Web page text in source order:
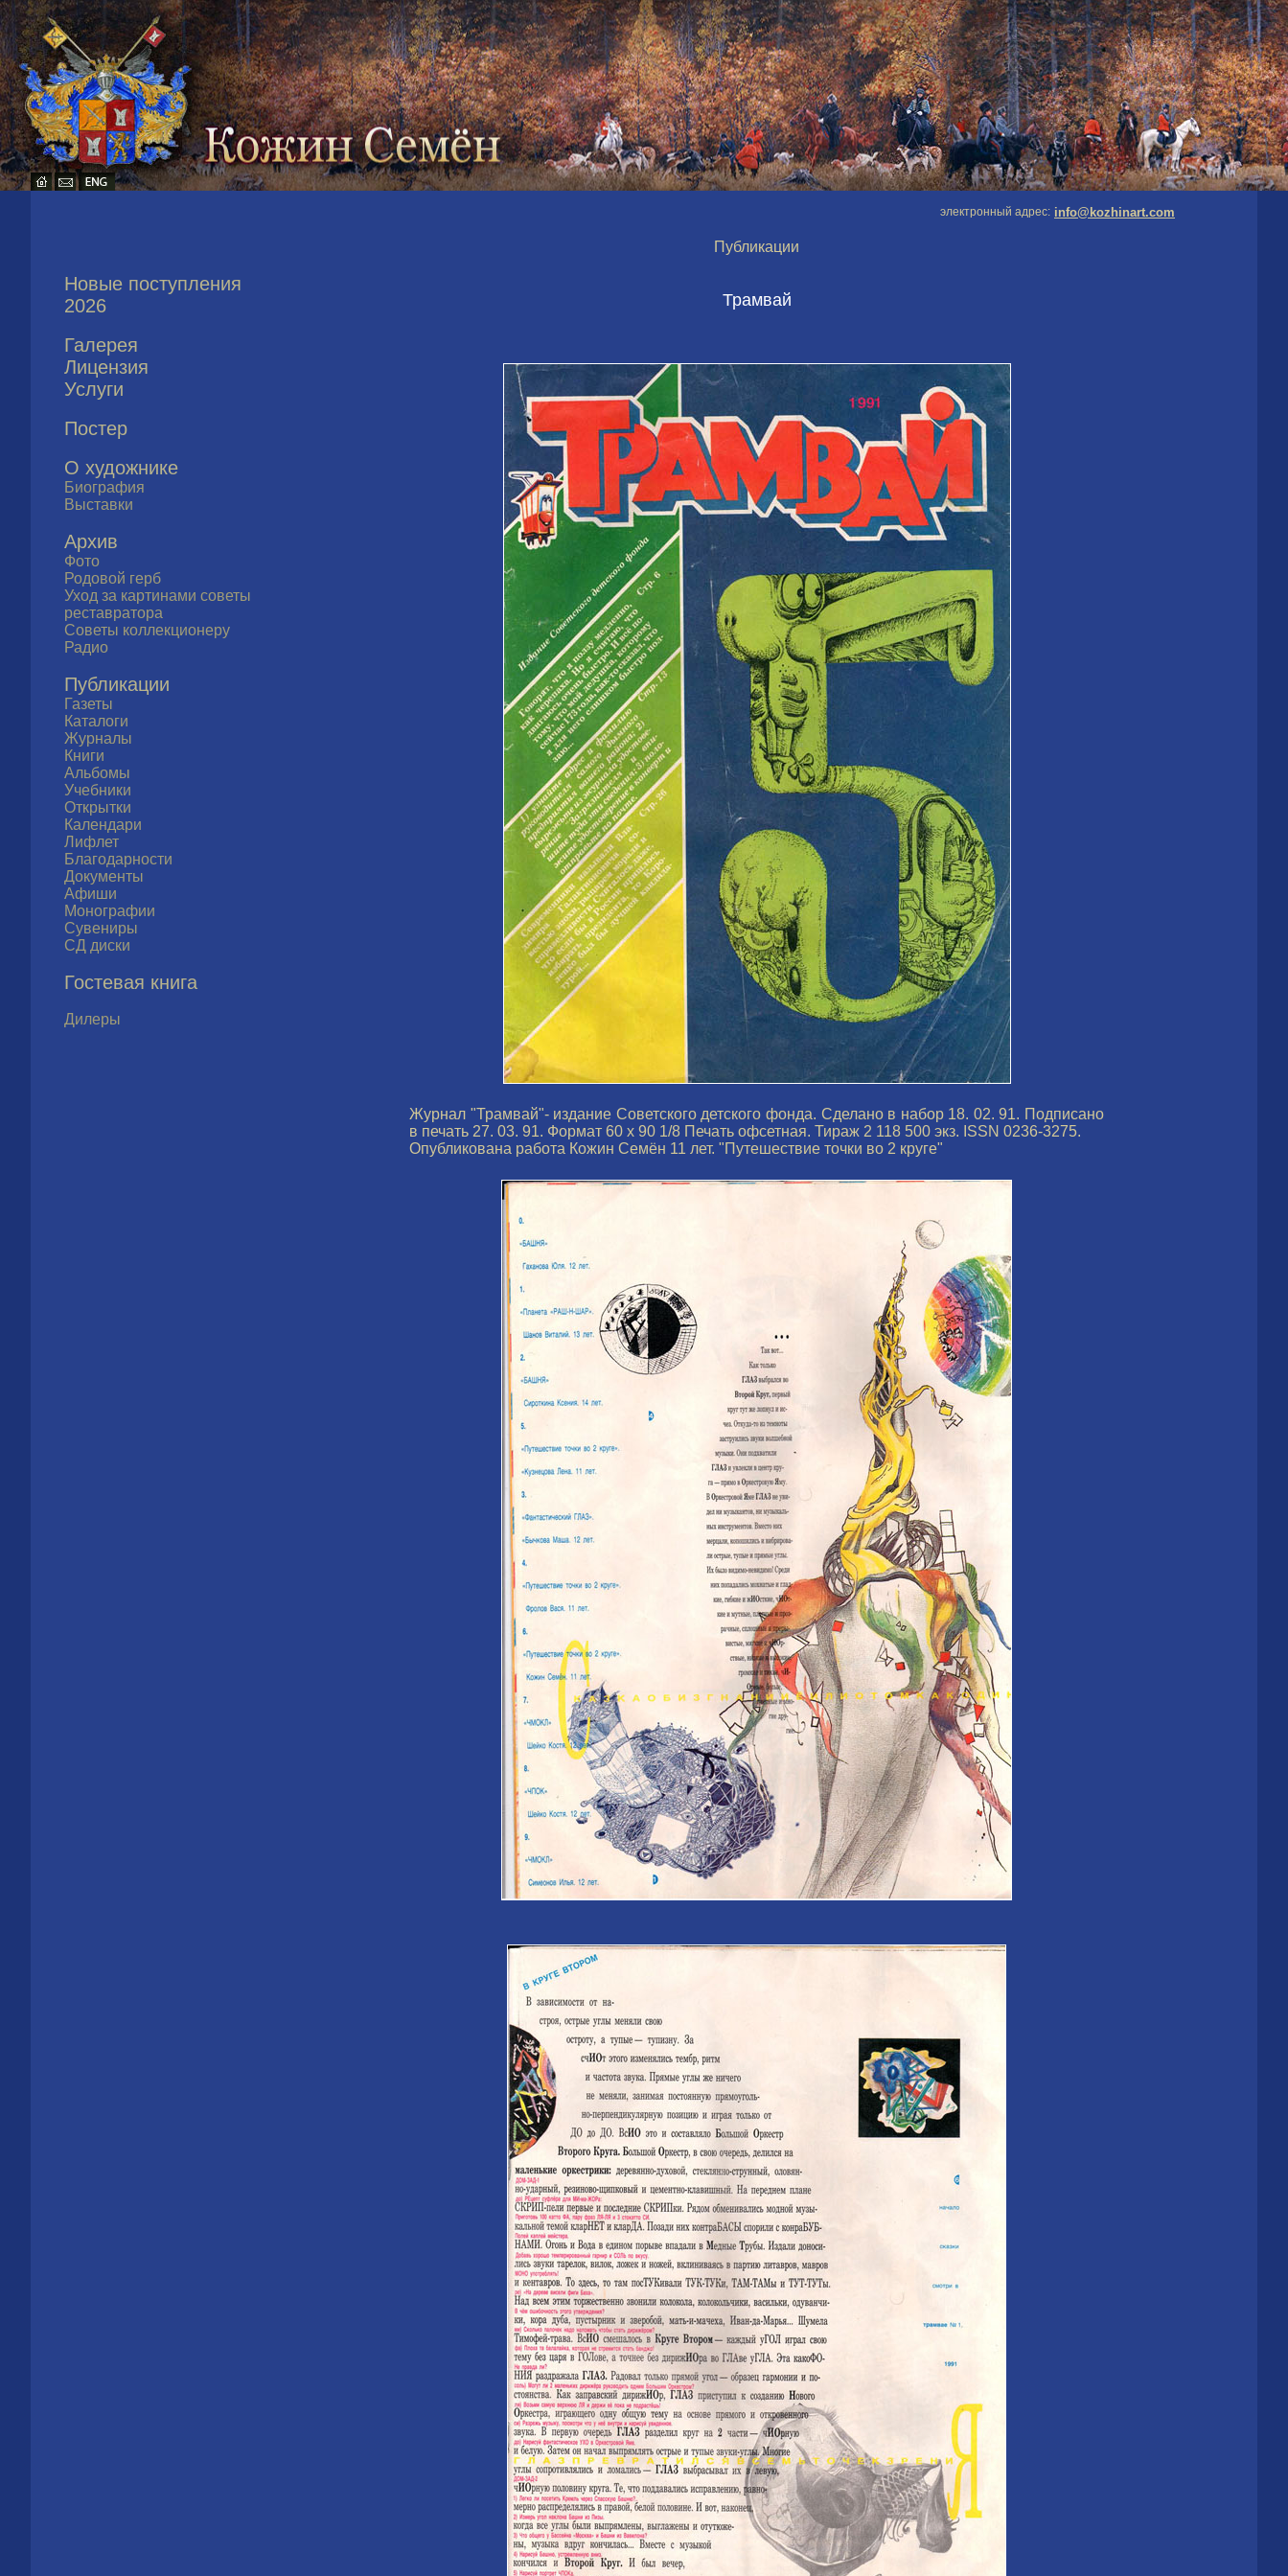
электронный адрес: info@kozhinart.com
Новые поступления
2026
Галерея
Лицензия
Услуги
Постер
О художнике
Биография
Выставки
Архив
Фото
Родовой герб
Уход за картинами советы
реставратора
Советы коллекционеру
Радио
Публикации
Газеты
Каталоги
Журналы
Книги
Альбомы
Учебники
Открытки
Календари
Лифлет
Благодарности
Документы
Афиши
Монографии
Сувениры
СД диски
Гостевая книга
Дилеры
Публикации
Трамвай
Журнал "Трамвай"- издание Советского детского фонда. Сделано в набор 18. 02. 91. Подписано
в печать 27. 03. 91. Формат 60 х 90 1/8 Печать офсетная. Тираж 2 118 500 экз. ISSN 0236-3275.
Опубликована работа Кожин Семён 11 лет. "Путешествие точки во 2 круге"